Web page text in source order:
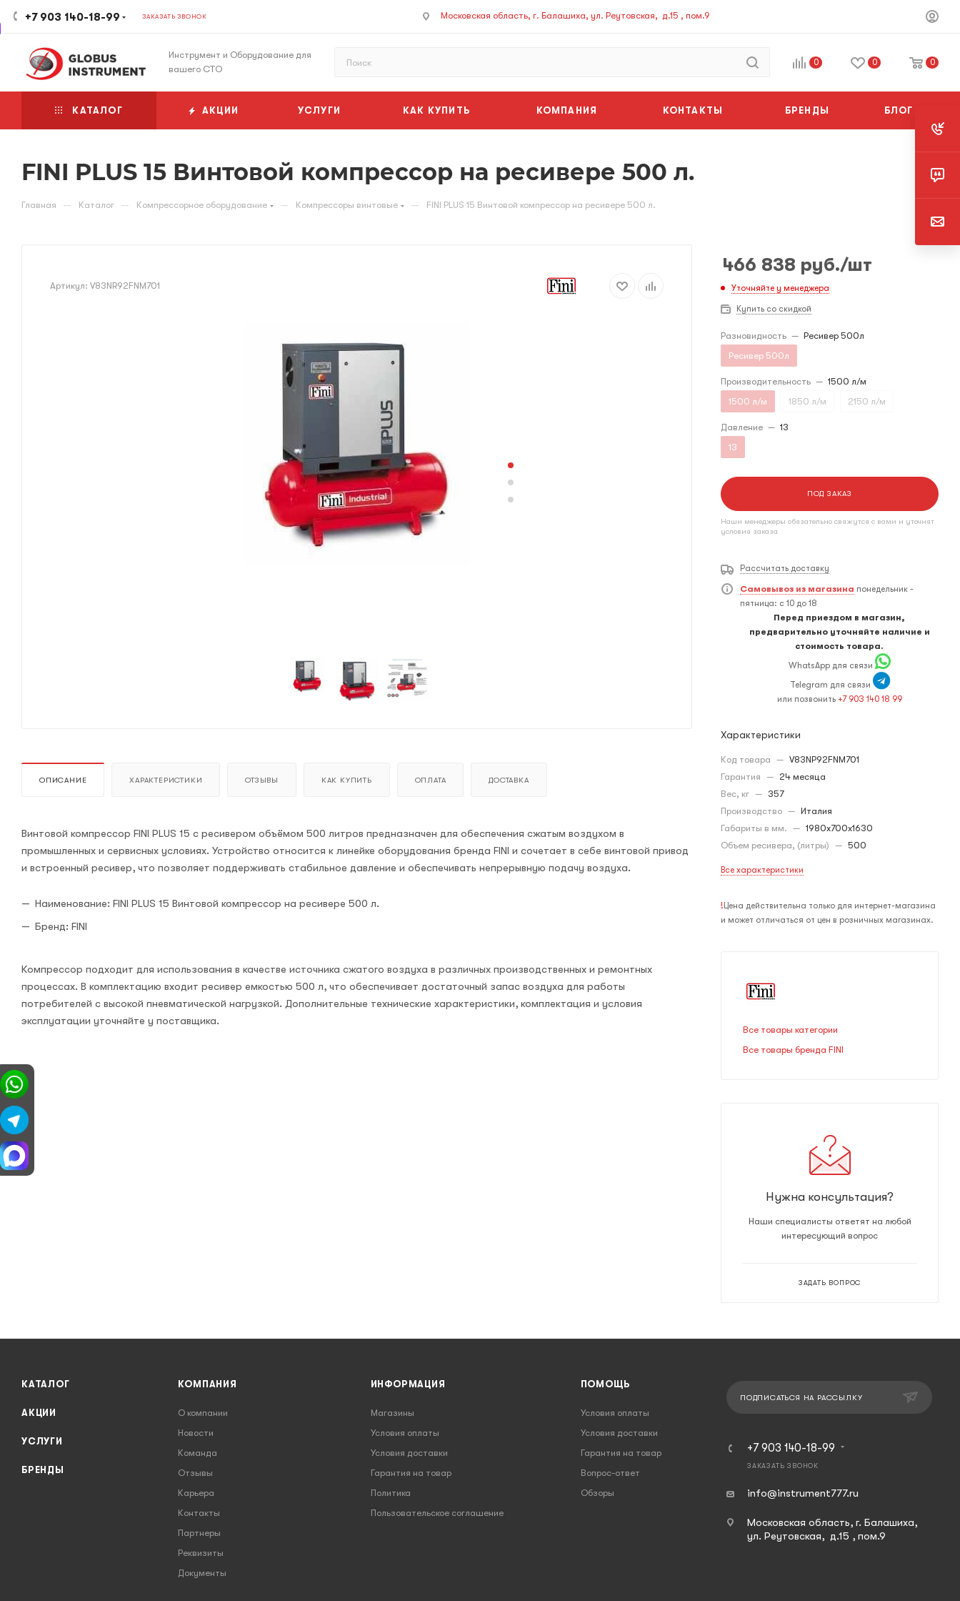
+7 903 140-18-99 ЗАКАЗАТЬ ЗВОНОК Московская область, г. Балашиха, ул. Реутовская, д.15 , пом.9
Инструмент и Оборудование для
вашего СТО
0 0 0
КАТАЛОГ АКЦИИ УСЛУГИ КАК КУПИТЬ КОМПАНИЯ КОНТАКТЫ БРЕНДЫ БЛОГ
FINI PLUS 15 Винтовой компрессор на ресивере 500 л.
Главная — Каталог — Компрессорное оборудование — Компрессоры винтовые — FINI PLUS 15 Винтовой компрессор на ресивере 500 л.
Артикул: V83NR92FNM701
ОПИСАНИЕ ХАРАКТЕРИСТИКИ ОТЗЫВЫ КАК КУПИТЬ ОПЛАТА ДОСТАВКА
Винтовой компрессор FINI PLUS 15 с ресивером объёмом 500 литров предназначен для обеспечения сжатым воздухом в
промышленных и сервисных условиях. Устройство относится к линейке оборудования бренда FINI и сочетает в себе винтовой привод
и встроенный ресивер, что позволяет поддерживать стабильное давление и обеспечивать непрерывную подачу воздуха.
Наименование: FINI PLUS 15 Винтовой компрессор на ресивере 500 л.
Бренд: FINI
Компрессор подходит для использования в качестве источника сжатого воздуха в различных производственных и ремонтных
процессах. В комплектацию входит ресивер емкостью 500 л, что обеспечивает достаточный запас воздуха для работы
потребителей с высокой пневматической нагрузкой. Дополнительные технические характеристики, комплектация и условия
эксплуатации уточняйте у поставщика.
466 838 руб./шт
Уточняйте у менеджера
Купить со скидкой
Разновидность — Ресивер 500л
Ресивер 500л
Производительность — 1500 л/м
1500 л/м
1850 л/м 2150 л/м
Давление — 13
13
ПОД ЗАКАЗ
Наши менеджеры обязательно свяжутся с вами и уточнят
условия заказа
Рассчитать доставку
Самовывоз из магазина понедельник -
пятница: с 10 до 18
Перед приездом в магазин,
предварительно уточняйте наличие и
стоимость товара.
WhatsApp для связи
Telegram для связи
или позвонить +7 903 140 18 99
Характеристики
Код товара — V83NP92FNM701
Гарантия — 24 месяца
Вес, кг — 357
Производство — Италия
Габариты в мм. — 1980x700x1630
Объем ресивера, (литры) — 500
Все характеристики
! Цена действительна только для интернет-магазина
и может отличаться от цен в розничных магазинах.
Все товары категории
Все товары бренда FINI
Нужна консультация?
Наши специалисты ответят на любой
интересующий вопрос
ЗАДАТЬ ВОПРОС
КАТАЛОГ
АКЦИИ
УСЛУГИ
БРЕНДЫ
КОМПАНИЯ
О компании
Новости
Команда
Отзывы
Карьера
Контакты
Партнеры
Реквизиты
Документы
ИНФОРМАЦИЯ
Магазины
Условия оплаты
Условия доставки
Гарантия на товар
Политика
Пользовательское соглашение
ПОМОЩЬ
Условия оплаты
Условия доставки
Гарантия на товар
Вопрос-ответ
Обзоры
ПОДПИСАТЬСЯ НА РАССЫЛКУ
+7 903 140-18-99
ЗАКАЗАТЬ ЗВОНОК
info@instrument777.ru
Московская область, г. Балашиха,
ул. Реутовская, д.15 , пом.9